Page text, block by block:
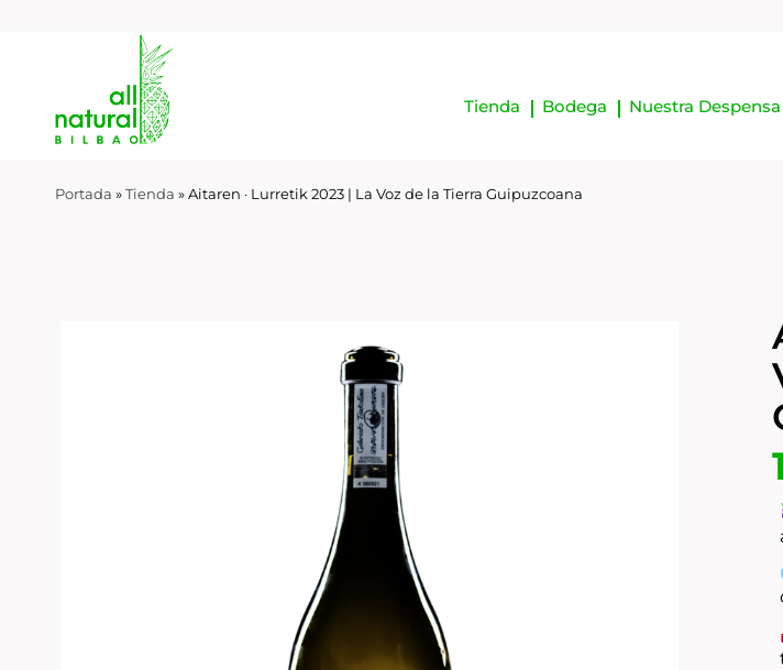
Tienda Bodega Nuestra Despensa
Portada »Tienda »Aitaren · Lurretik 2023 | La Voz de la Tierra Guipuzcoana